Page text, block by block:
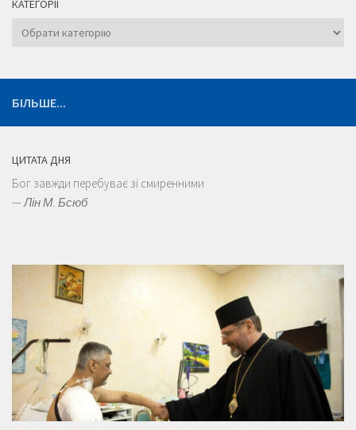
КАТЕГОРІЇ
Категорії
БІЛЬШЕ...
ЦИТАТА ДНЯ
Бог завжди перебуває зі смиренними
—Лін М. Бсюб